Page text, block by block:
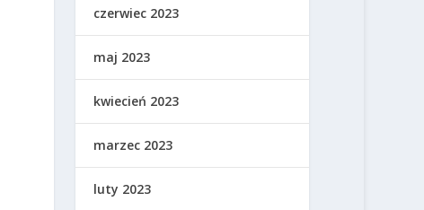
czerwiec 2023
maj 2023
kwiecień 2023
marzec 2023
luty 2023